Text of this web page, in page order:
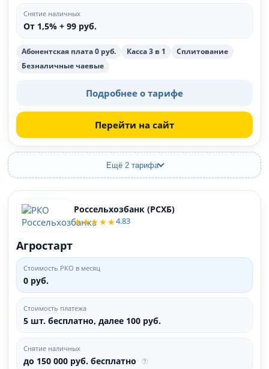
Снятие наличных
От 1,5% + 99 руб.
Абонентская плата 0 руб. Касса 3 в 1
Сплитование
Безналичные чаевые
Подробнее о тарифе
Перейти на сайт
Ещё 2 тарифа
Россельхозбанк (РСХБ)
4.83
Агростарт
Стоимость РКО в месяц
0 руб.
Стоимость платежа
5 шт. бесплатно, далее 100 руб.
Снятие наличных
до 150 000 руб. бесплатно